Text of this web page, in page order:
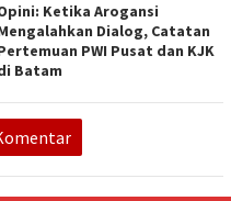
Ketika Arogansi
Dialog, Catatan
PWI Pusat dan KJK
Batam